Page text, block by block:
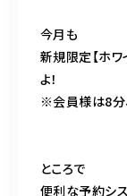
今月も
新規限定【ホ
よ！
※会員様は8分
ところで
便利な予約シ